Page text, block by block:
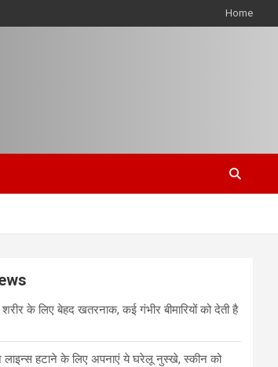
Home
के लिए बेहद खतरनाक, कई गंभीर बीमारियों को देती है
हटाने के लिए अपनाएं ये घरेलू नुस्खे, स्कीन को